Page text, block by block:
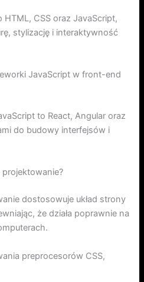
CSS oraz JavaScript,
stylizację i interaktywność
JavaScript w front-end
to React, Angular oraz
do budowy interfejsów i
dostosowuje układ strony
że działa poprawnie na
preprocesorów CSS,